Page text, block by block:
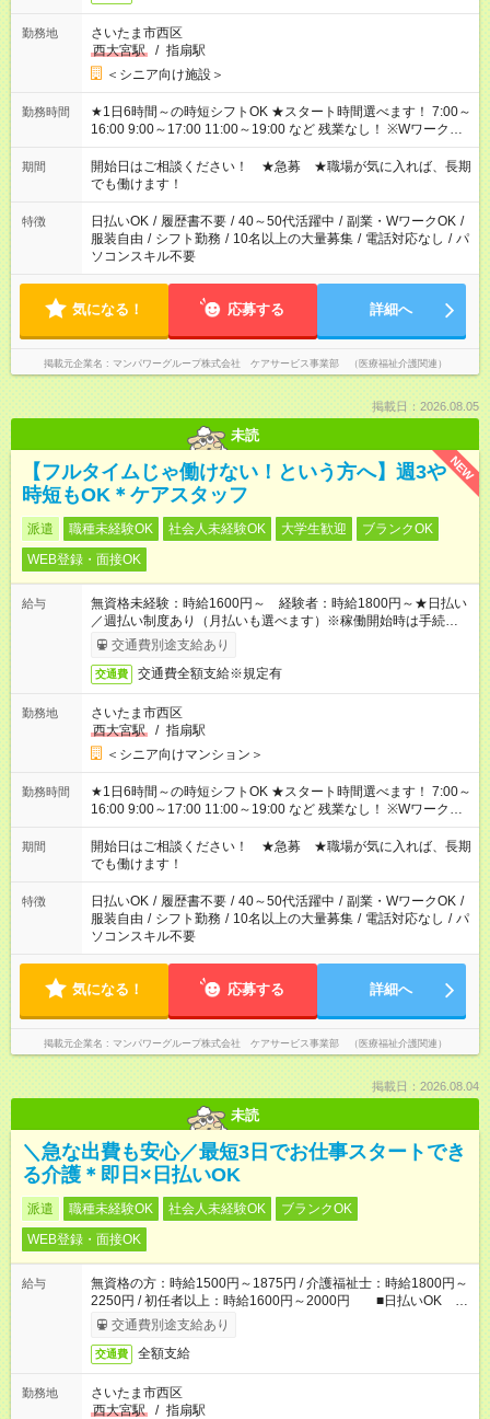
勤務地
さいたま市西区
西大宮駅
/ 指扇駅
＜シニア向け施設＞
勤務時間
★1日6時間～の時短シフトOK ★スタート時間選べます！ 7:00～
16:00 9:00～17:00 11:00～19:00 など 残業なし！ ※Wワークの
場合、他のお仕事と合わせ週40時間超の就業はご案内できませ
ん ※法令に基づき、週20時間以上勤務は社会保険への加入対象
となります ※労働者派遣法（日雇い派遣の原則禁止）により、
短時間・短期間の就業はご案内が難しい場合があります
期間
開始日はご相談ください！ ★急募 ★職場が気に入れば、長期
でも働けます！
特徴 日払いOK / 履歴書不要 / 40～50代活躍中 / 副業・WワークOK /
服装自由 / シフト勤務 / 10名以上の大量募集 / 電話対応なし / パ
ソコンスキル不要
気になる！ 応募する 詳細へ
掲載元企業名 マンパワーグループ株式会社 ケアサービス事業部 （医療福祉介護関連）
掲載日：2026.08.05
未読
NEW
【フルタイムじゃ働けない！という方へ】週3や
時短もOK＊ケアスタッフ
派遣 職種未経験OK 社会人未経験OK 大学生歓迎
ブランクOK
WEB登録・面接OK
給与
無資格未経験：時給1600円～ 経験者：時給1800円～★日払い
／週払い制度あり（月払いも選べます）※稼働開始時は手続き完
了次第のお支払いとなります。
交通費別途支給あり
交通費 交通費全額支給※規定有
勤務地
さいたま市西区
西大宮駅
/ 指扇駅
＜シニア向けマンション＞
勤務時間
★1日6時間～の時短シフトOK ★スタート時間選べます！ 7:00～
16:00 9:00～17:00 11:00～19:00 など 残業なし！ ※Wワークの
場合、他のお仕事と合わせ週40時間超の就業はご案内できませ
ん ※法令に基づき、週20時間以上勤務は社会保険への加入対象
となります ※労働者派遣法（日雇い派遣の原則禁止）により、
短時間・短期間の就業はご案内が難しい場合があります
期間
開始日はご相談ください！ ★急募 ★職場が気に入れば、長期
でも働けます！
特徴 日払いOK / 履歴書不要 / 40～50代活躍中 / 副業・WワークOK /
服装自由 / シフト勤務 / 10名以上の大量募集 / 電話対応なし / パ
ソコンスキル不要
気になる！ 応募する 詳細へ
掲載元企業名 マンパワーグループ株式会社 ケアサービス事業部 （医療福祉介護関連）
掲載日：2026.08.04
未読
＼急な出費も安心／最短3日でお仕事スタートでき
る介護＊即日×日払いOK
派遣 職種未経験OK 社会人未経験OK
ブランクOK
WEB登録・面接OK
給与
無資格の方：時給1500円～1875円 / 介護福祉士：時給1800円～
2250円 / 初任者以上：時給1600円～2000円 ■日払いOK ■
日収例：1万2000円（時給1500円×8h）
交通費別途支給あり
交通費 全額支給
勤務地
さいたま市西区
西大宮駅
/ 指扇駅